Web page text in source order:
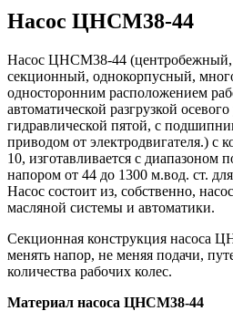
Насос ЦНСМ38-44
Насос ЦНСМ38-44 (центробежный,
секционный, однокорпусный,
односторонним расположением
автоматической разгрузкой
гидравлической пятой, с
приводом от электродвигателя.) с
10, изготавливается с диапазоном
напором от 44 до 1300 м.вод. ст.
Насос состоит из, собственно,
масляной системы и автоматики.
Секционная конструкция насоса
менять напор, не меняя подачи,
количества рабочих колес.
Материал насоса ЦНСМ38-44